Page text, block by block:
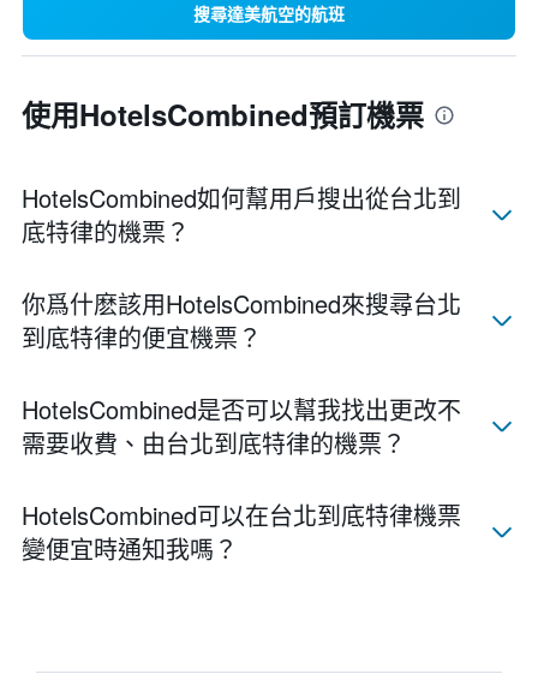
搜尋達美航空的航班
使用HotelsCombined預訂機票
HotelsCombined如何幫用戶搜出從台北到
底特律的機票？
你爲什麽該用HotelsCombined來搜尋台北​
到底特律的便宜機票？
HotelsCombined​是否可以幫我找出更改不
需要收費、由台北​到底特律​的機票？
HotelsCombined​可以在台北​到底特律​機票
變便宜時通知我嗎？